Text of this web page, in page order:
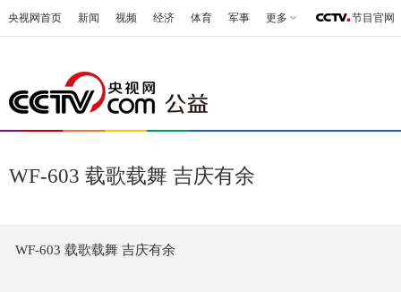
央视网首页 新闻 视频 经济 体育 军事 更多 节目官网
WF-603 载歌载舞 吉庆有余
WF-603 载歌载舞 吉庆有余